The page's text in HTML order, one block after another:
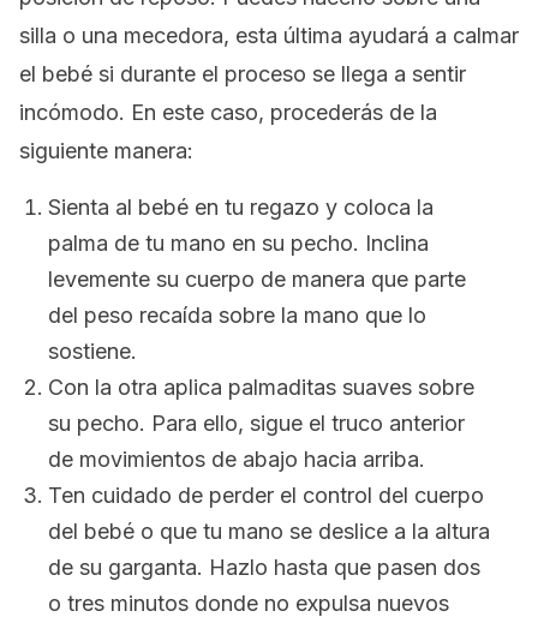
silla o una mecedora, esta última ayudará a calmar
el bebé si durante el proceso se llega a sentir
incómodo. En este caso, procederás de la
siguiente manera:
Sienta al bebé en tu regazo y coloca la
palma de tu mano en su pecho. Inclina
levemente su cuerpo de manera que parte
del peso recaída sobre la mano que lo
sostiene.
Con la otra aplica palmaditas suaves sobre
su pecho. Para ello, sigue el truco anterior
de movimientos de abajo hacia arriba.
Ten cuidado de perder el control del cuerpo
del bebé o que tu mano se deslice a la altura
de su garganta. Hazlo hasta que pasen dos
o tres minutos donde no expulsa nuevos